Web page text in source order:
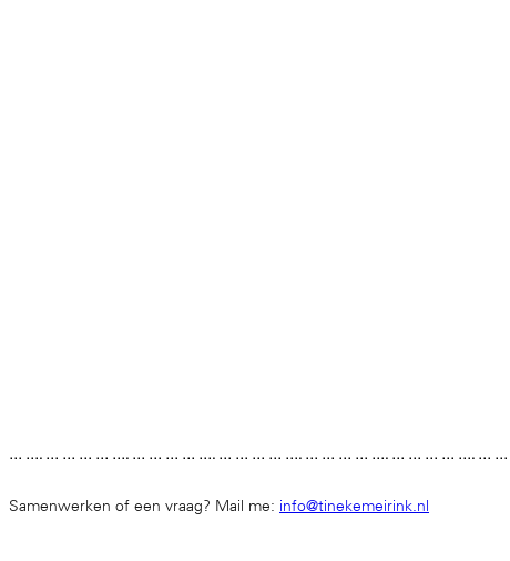
… …. … … … … …. … … … … …. … … … … …. … … … … …. … … … … …. …
Samenwerken of een vraag? Mail me: info@tinekemeirink.nl